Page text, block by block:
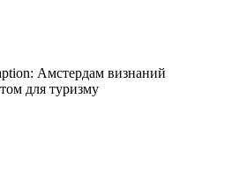
Амстердам визнаний
для туризму